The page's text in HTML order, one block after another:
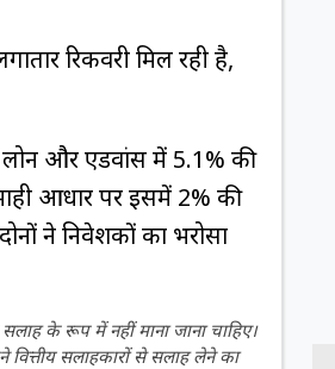
रिकवरी मिल रही है,
लोन और एडवांस में 5.1% की
आधार पर इसमें 2% की
ने निवेशकों का भरोसा
के रूप में नहीं माना जाना चाहिए।
सलाहकारों से सलाह लेने का